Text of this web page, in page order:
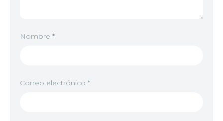
Nombre *
Correo electrónico *